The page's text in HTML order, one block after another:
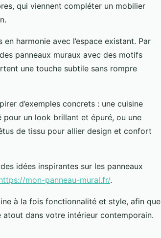
qui viennent compléter un mobilier
harmonie avec l’espace existant. Par
panneaux muraux avec des motifs
une touche subtile sans rompre
d’exemples concrets : une cuisine
pour un look brillant et épuré, ou une
de tissu pour allier design et confort
idées inspirantes sur les panneaux
mon-panneau-mural.fr/.
à la fois fonctionnalité et style, afin que
dans votre intérieur contemporain.